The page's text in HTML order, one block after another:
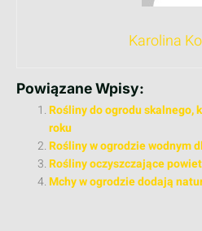
Karolina
Powiązane Wpisy:
Rośliny do ogrodu skalnego,
roku
Rośliny w ogrodzie wodnym
Rośliny oczyszczające
Mchy w ogrodzie dodają